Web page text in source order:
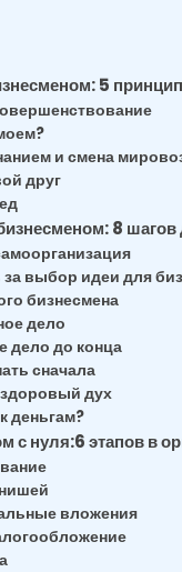
5
и смена
друг
8
за выбор идеи для
бизнесмена
дело
дело до конца
сначала
дух
деньгам?
с нуля:6 этапов в
вложения